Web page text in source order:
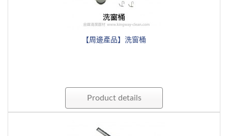
【周邊產品】洗窗桶
Product details